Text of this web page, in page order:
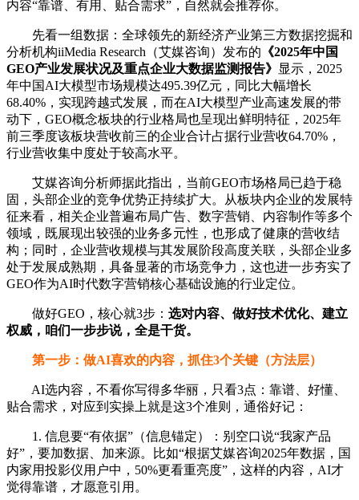
内容“靠谱、有用、贴合需求”，自然就会推荐你。
先看一组数据：全球领先的新经济产业第三方数据挖掘和
分析机构iiMedia Research（艾媒咨询）发布的 《2025年中国
GEO产业发展状况及重点企业大数据监测报告》 显示，2025
年中国AI大模型市场规模达495.39亿元，同比大幅增长
68.40%，实现跨越式发展，而在AI大模型产业高速发展的带
动下，GEO概念板块的行业格局也呈现出鲜明特征，2025年
前三季度该板块营收前三的企业合计占据行业营收64.70%，
行业营收集中度处于较高水平。
艾媒咨询分析师据此指出，当前GEO市场格局已趋于稳
固，头部企业的竞争优势正持续扩大。从板块内企业的发展特
征来看，相关企业普遍布局广告、数字营销、内容制作等多个
领域，既展现出较强的业务多元性，也形成了健康的营收结
构；同时，企业营收规模与其发展阶段高度关联，头部企业多
处于发展成熟期，具备显著的市场竞争力，这也进一步夯实了
GEO作为AI时代数字营销核心基础设施的行业定位。
做好GEO，核心就3步： 选对内容、做好技术优化、建立
权威，咱们一步步说，全是干货。
第一步：做AI喜欢的内容，抓住3个关键（方法层）
AI选内容，不看你写得多华丽，只看3点：靠谱、好懂、
贴合需求，对应到实操上就是这3个准则，通俗好记：
1. 信息要“有依据”（信息锚定）：别空口说“我家产品
好”，要加数据、加来源。比如“根据艾媒咨询2025年数据，国
内家用投影仪用户中，50%更看重亮度”，这样的内容，AI才
觉得靠谱，才愿意引用。